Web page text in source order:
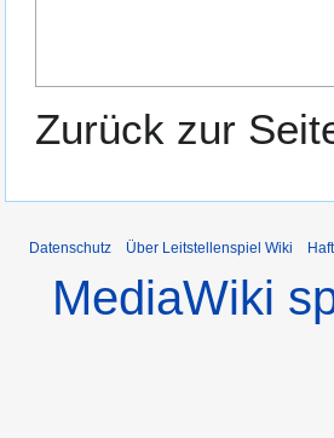
Zurück zur
Datenschutz Über Leitstellenspiel Wiki
MediaWiki